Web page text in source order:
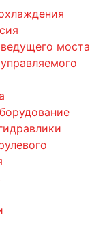
моста